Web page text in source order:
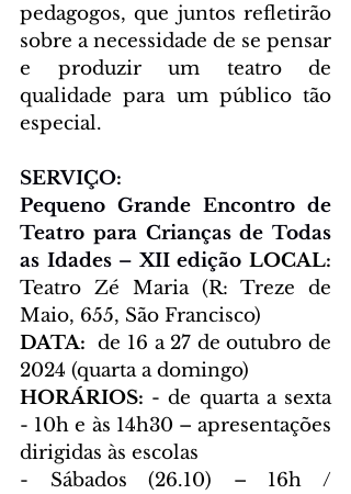
pedagogos, que juntos refletirão
sobre a necessidade de se pensar
e produzir um teatro de
qualidade para um público tão
especial.
SERVIÇO:
Pequeno Grande Encontro de
Teatro para Crianças de Todas
as Idades – XII edição
Teatro Zé Maria (R: Treze de
Maio, 655, São Francisco)
DATA: de 16 a 27 de outubro de
2024 (quarta a domingo)
HORÁRIOS: - de quarta a sexta
- 10h e às 14h30 – apresentações
dirigidas às escolas
- Sábados (26.10) – 16h /